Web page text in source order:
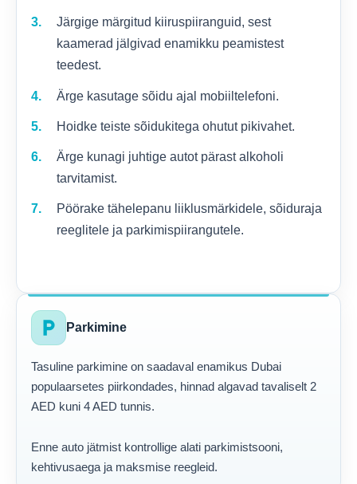
Järgige märgitud kiiruspiiranguid, sest
kaamerad jälgivad enamikku peamistest
teedest.
Ärge kasutage sõidu ajal mobiiltelefoni.
Hoidke teiste sõidukitega ohutut pikivahet.
Ärge kunagi juhtige autot pärast alkoholi
tarvitamist.
Pöörake tähelepanu liiklusmärkidele, sõiduraja
reeglitele ja parkimispiirangutele.
local_parking Parkimine
Tasuline parkimine on saadaval enamikus Dubai
populaarsetes piirkondades, hinnad algavad tavaliselt 2
AED kuni 4 AED tunnis.
Enne auto jätmist kontrollige alati parkimistsooni,
kehtivusaega ja maksmise reegleid.